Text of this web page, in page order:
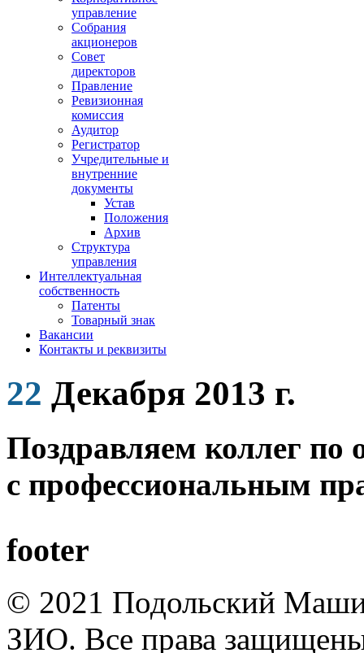
управление
Собрания
акционеров
Совет
директоров
Правление
Ревизионная
комиссия
Аудитор
Регистратор
Учредительные и
внутренние
документы
Устав
Положения
Архив
Структура
управления
Интеллектуальная
собственность
Патенты
Товарный знак
Вакансии
Контакты и реквизиты
22 Декабря 2013 г.
Поздравляем коллег по
с профессиональным
footer
© 2021 Подольский
ЗИО. Все права